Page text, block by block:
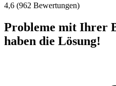
4,6 (962 Bewertungen)
Probleme mit Ihrer
haben die Lösung!